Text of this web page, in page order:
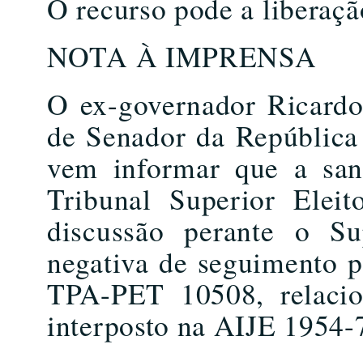
O recurso pode a
NOTA À IMPRENSA
O ex-governador
de Senador da
vem informar que a
Tribunal Superior
discussão perante o
negativa de seguimento
TPA-PET 10508,
interposto na AIJE 1954-